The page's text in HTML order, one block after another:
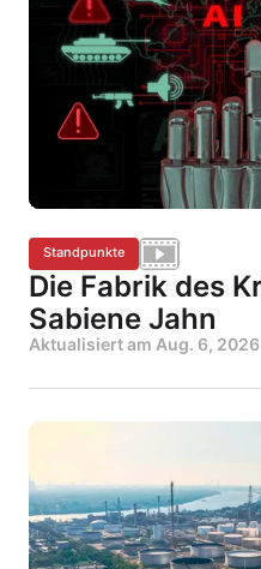
Standpunkte
Die Fabrik des
Sabiene Jahn
Aktualisiert am Aug. 6, 2026